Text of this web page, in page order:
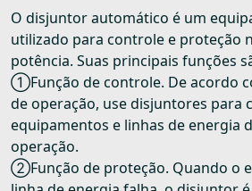
O disjuntor automático é um
utilizado para controle e proteção
potência. Suas principais funções
①Função de controle. De acordo
de operação, use disjuntores para
equipamentos e linhas de energia
operação.
②Função de proteção. Quando o